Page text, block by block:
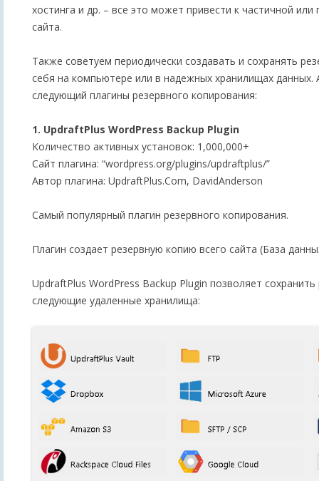
хостинга и др. – все это может привести к частичной
сайта.
Также советуем периодически создавать и сохранять
себя на компьютере или в надежных хранилищах данных.
следующий плагины резервного копирования:
1. UpdraftPlus WordPress Backup Plugin
Количество активных установок: 1,000,000+
Сайт плагина: “wordpress.org/plugins/updraftplus/”
Автор плагина: UpdraftPlus.Com, DavidAnderson
Самый популярный плагин резервного копирования.
Плагин создает резервную копию всего сайта (База
UpdraftPlus WordPress Backup Plugin позволяет
следующие удаленные хранилища: